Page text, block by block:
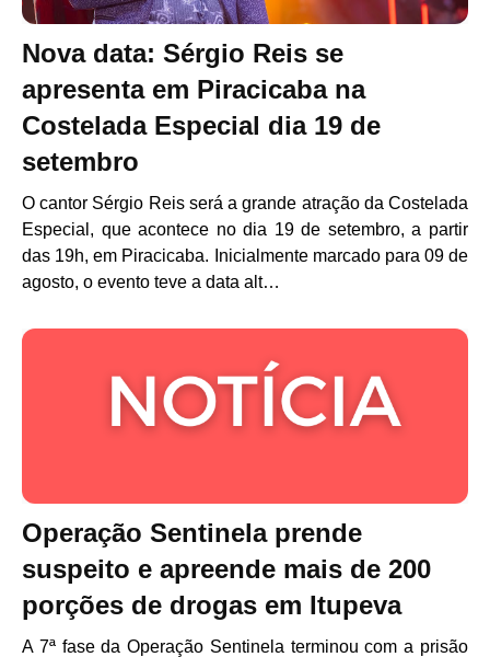
Nova data: Sérgio Reis se
apresenta em Piracicaba na
Costelada Especial dia 19 de
setembro
O cantor Sérgio Reis será a grande atração da Costelada
Especial, que acontece no dia 19 de setembro, a partir
das 19h, em Piracicaba. Inicialmente marcado para 09 de
agosto, o evento teve a data alt…
Operação Sentinela prende
suspeito e apreende mais de 200
porções de drogas em Itupeva
A 7ª fase da Operação Sentinela terminou com a prisão